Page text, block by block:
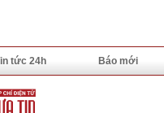
tức 24h Báo mới